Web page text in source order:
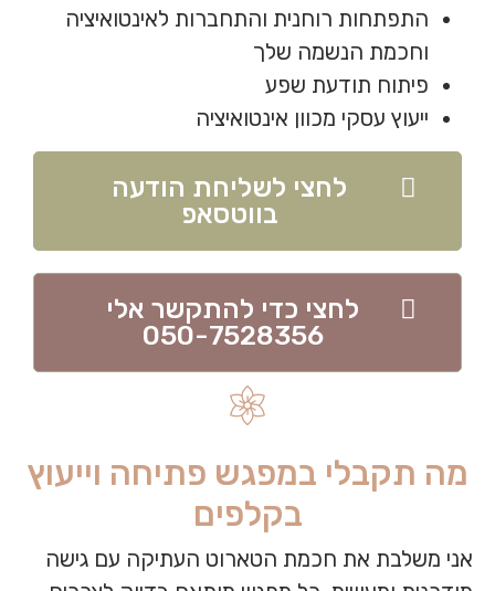
התפתחות רוחנית והתחברות לאינטואיציה
וחכמת הנשמה שלך
פיתוח תודעת שפע
ייעוץ עסקי מכוון אינטואיציה
לחצי לשליחת הודעה
בווטסאפ
לחצי כדי להתקשר אלי
050-7528356
מה תקבלי במפגש פתיחה וייעוץ
בקלפים
אני משלבת את חכמת הטארוט העתיקה עם גישה